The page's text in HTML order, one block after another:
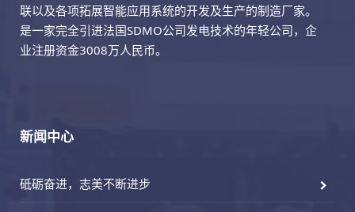
联以及各项拓展智能应用系统的开发及生产的制造厂家。
是一家完全引进法国SDMO公司发电技术的年轻公司，企
业注册资金3008万人民币。
新闻中心
砥砺奋进，志美不断进步